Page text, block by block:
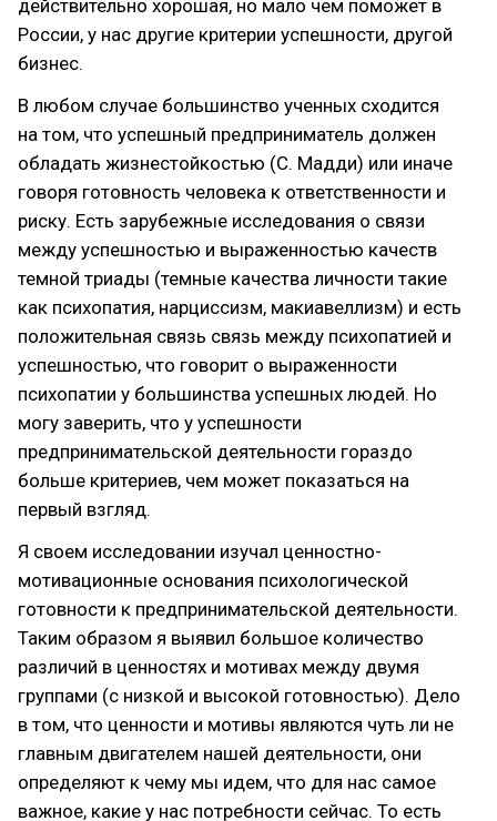
действительно хорошая, но мало чем поможет в
России, у нас другие критерии успешности, другой
бизнес.
В любом случае большинство ученных сходится
на том, что успешный предприниматель должен
обладать жизнестойкостью (С. Мадди) или иначе
говоря готовность человека к ответственности и
риску. Есть зарубежные исследования о связи
между успешностью и выраженностью качеств
темной триады (темные качества личности такие
как психопатия, нарциссизм, макиавеллизм) и есть
положительная связь связь между психопатией и
успешностью, что говорит о выраженности
психопатии у большинства успешных людей. Но
могу заверить, что у успешности
предпринимательской деятельности гораздо
больше критериев, чем может показаться на
первый взгляд.
Я своем исследовании изучал ценностно-
мотивационные основания психологической
готовности к предпринимательской деятельности.
Таким образом я выявил большое количество
различий в ценностях и мотивах между двумя
группами (с низкой и высокой готовностью). Дело
в том, что ценности и мотивы являются чуть ли не
главным двигателем нашей деятельности, они
определяют к чему мы идем, что для нас самое
важное, какие у нас потребности сейчас. То есть